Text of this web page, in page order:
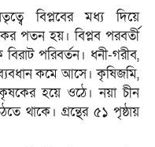
বিপ্লবের মধ্য দিয়ে
পতন হয়। বিপ্লব পরবর্তী
পরিবর্তন। ধনী-গরীব,
কমে আসে। কৃষিজমি,
হয়ে ওঠে। নয়া চীন
থাকে। গ্রন্থের ৫১ পৃষ্ঠায়